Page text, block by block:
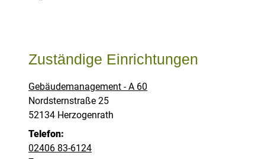
Zuständige Einrichtungen
Gebäudemanagement - A 60
Straße:
Nordsternstraße Hausnummer:
25
PLZ:
52134 Ort:
Herzogenrath
Telefon:
02406 83-6124